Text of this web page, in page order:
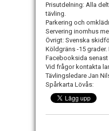
Prisutdelning: Alla
tävling.
Parkering och
Servering inomhus
Övrigt: Svenska
Köldgräns -15
Facebooksida
Vid frågor kontakta
Tävlingsledare Jan
Spårkarta Lövås: